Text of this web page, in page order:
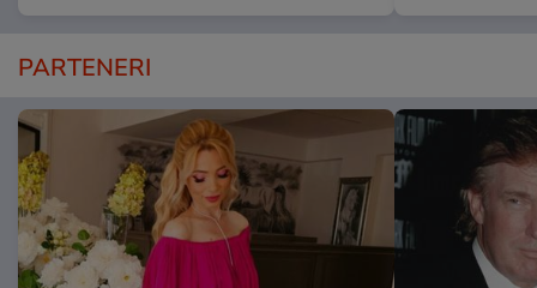
PARTENERI